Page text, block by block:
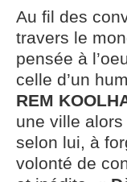
Au fil des
travers le
pensée à
celle d’un
REM
une ville
selon lui, à
volonté de